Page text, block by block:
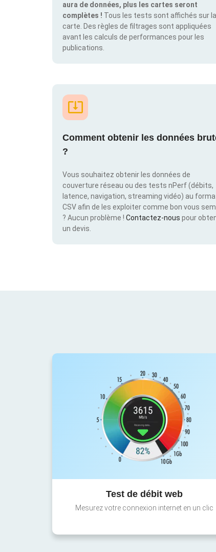
aura de données, plus les cartes seront
complètes ! Tous les tests sont affichés sur la
carte. Des règles de filtrages sont appliquées
avant les calculs de performances pour les
publications.
Comment obtenir les données
?
Vous souhaitez obtenir les données de
couverture réseau ou des tests nPerf (débits,
latence, navigation, streaming vidéo) au
CSV afin de les exploiter comme bon vous
? Aucun problème ! Contactez-nous pour
un devis.
Test de débit web
Mesurez votre connexion internet en un clic